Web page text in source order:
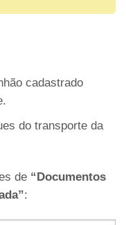
cadastrado
do transporte da
de “Documentos
: